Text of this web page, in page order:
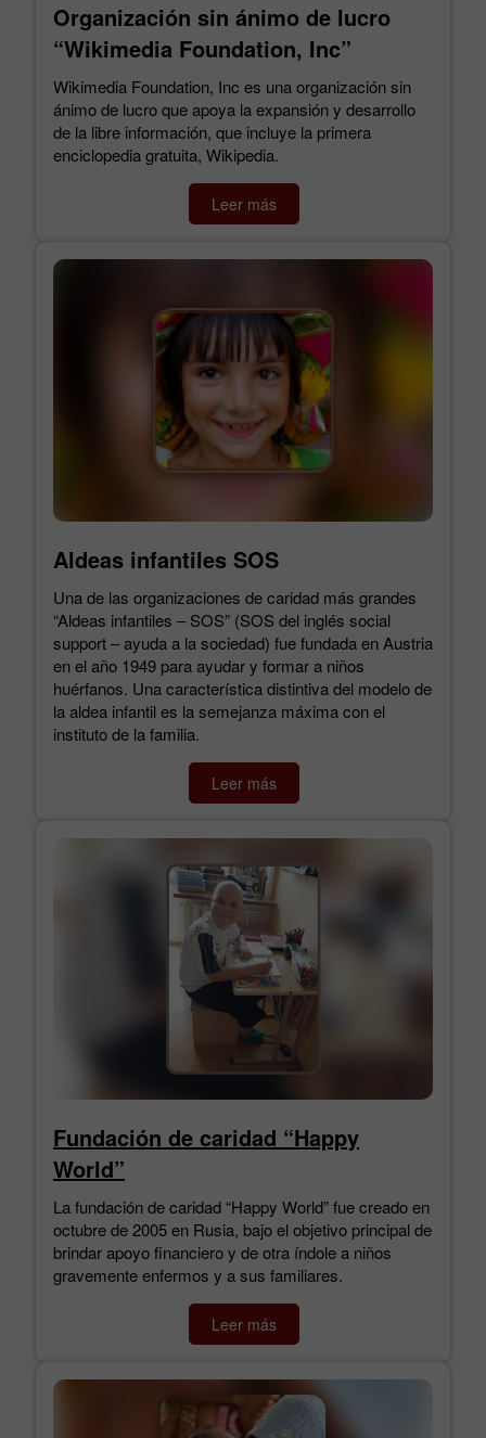
Organización sin ánimo de lucro
“Wikimedia Foundation, Inc”
Wikimedia Foundation, Inc es una organización sin
ánimo de lucro que apoya la expansión y desarrollo
de la libre información, que incluye la primera
enciclopedia gratuita, Wikipedia.
Leer más
Aldeas infantiles SOS
Una de las organizaciones de caridad más grandes
“Aldeas infantiles – SOS” (SOS del inglés social
support – ayuda a la sociedad) fue fundada en Austria
en el año 1949 para ayudar y formar a niños
huérfanos. Una característica distintiva del modelo de
la aldea infantil es la semejanza máxima con el
instituto de la familia.
Leer más
Fundación de caridad “Happy
World”
La fundación de caridad “Happy World” fue creado en
octubre de 2005 en Rusia, bajo el objetivo principal de
brindar apoyo financiero y de otra índole a niños
gravemente enfermos y a sus familiares.
Leer más